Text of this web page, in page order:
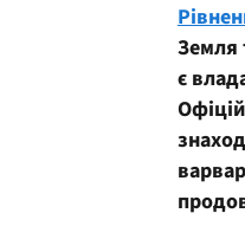
Земля
є